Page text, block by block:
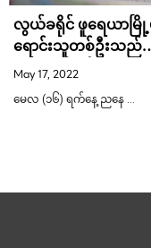
လွယ်ခရိုင် ဖူရေယာမ
ရောင်းသူတစ်ဦးသည်
Phichit ခရိုင်သို့ ထီရော
သွားခဲ့သော်လည်း အာ
မရောင်းနိုင်ဘဲ ကျန်လ
May 17, 2022
မေလ (၁၆) ရက်နေ့ ညနေ …